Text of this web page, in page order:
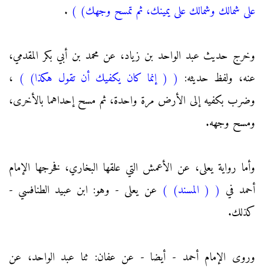
على شمالك وشمالك على يمينك، ثم تمسح وجهك) )
.
وخرج حديث عبد الواحد بن زياد، عن محمد بن أبي بكر المقدمي،
عنه، ولفظ حديثه: ( ( إنما كان يكفيك أن تقول هكذا) ) ،
وضرب بكفيه إلى الأرض مرة واحدة، ثم مسح إحداهما بالأخرى،
ومسح وجهه.
وأما رواية يعلى، عن الأعمش التي علقها البخاري، فخرجها الإمام
أحمد في ( ( المسند) ) عن يعلى - وهو: ابن عبيد الطنافسي -
كذلك.
وروى الإمام أحمد - أيضا - عن عفان: ثنا عبد الواحد، عن